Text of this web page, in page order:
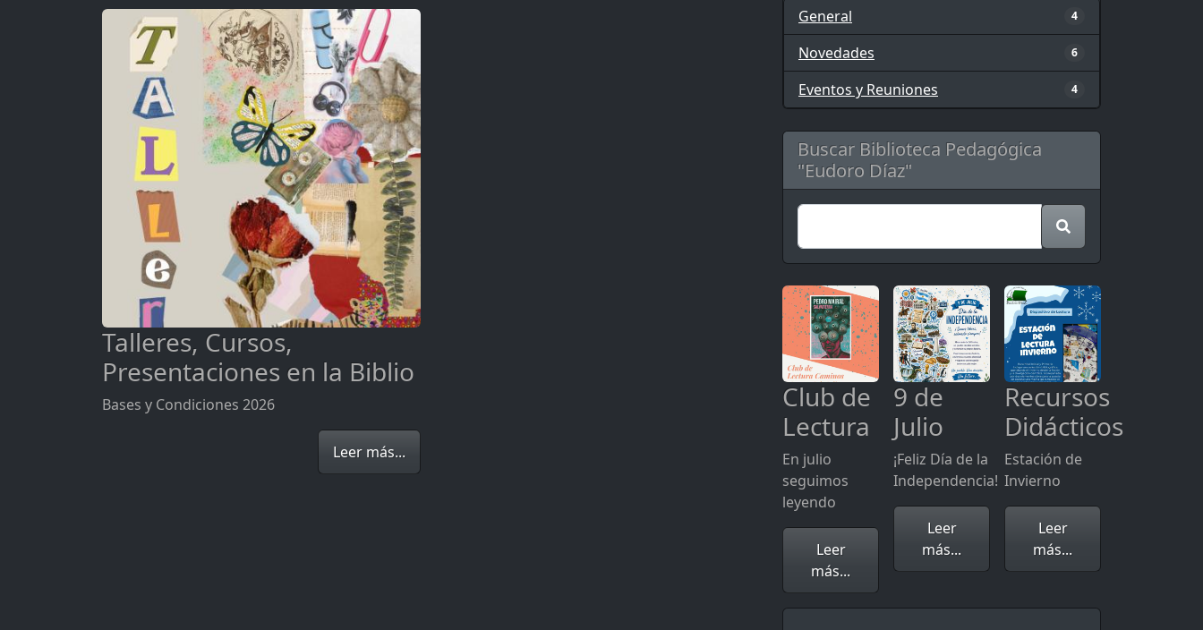
Talleres, Cursos,
Presentaciones en la Biblio
Bases y Condiciones 2026
Leer más...
General 4
Novedades 6
Eventos y Reuniones 4
Buscar Biblioteca Pedagógica
"Eudoro Díaz"
Club de
Lectura
En julio
seguimos
leyendo
Leer
más...
9 de
Julio
¡Feliz Día de la
Independencia!
Leer
más...
Recursos
Didácticos
Estación de
Invierno
Leer
más...